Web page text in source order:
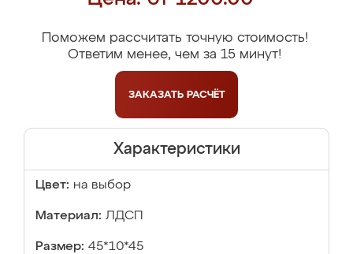
Поможем рассчитать точную стоимость!
Ответим менее, чем за 15 минут!
ЗАКАЗАТЬ РАСЧЁТ
Характеристики
Цвет: на выбор
Материал: ЛДСП
Размер: 45*10*45